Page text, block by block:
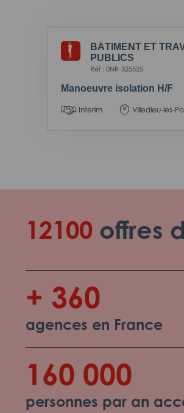
BÂTIMENT ET
PUBLICS
Réf : 0NR-325525
Manoeuvre isolation H/F
Interim Villedieu-les-
12100 offres
+ 360
agences en France
160 000
personnes par an